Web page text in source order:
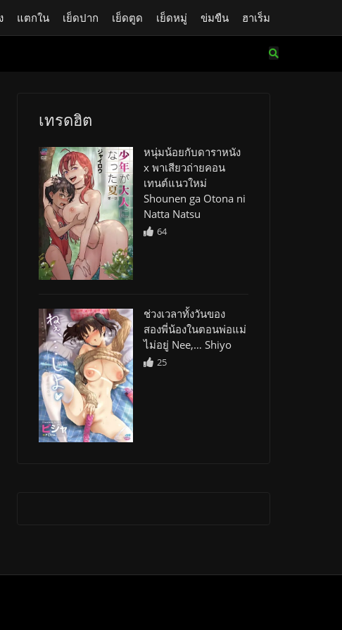
แตกใน เย็ดปาก เย็ดตูด เย็ดหมู่ ข่มขืน ฮาเร็ม
เทรดฮิต
หนุ่มน้อยกับดาราหนัง
x พาเสียวถ่ายคอน
เทนต์แนวใหม่
Shounen ga Otona ni
Natta Natsu
64
ช่วงเวลาทั้งวันของ
สองพี่น้องในตอนพ่อแม่
ไม่อยู่ Nee,… Shiyo
25